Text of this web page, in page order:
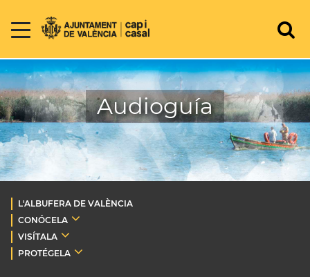
Audioguía
L'ALBUFERA DE VALÈNCIA
CONÓCELA
VISÍTALA
PROTÉGELA